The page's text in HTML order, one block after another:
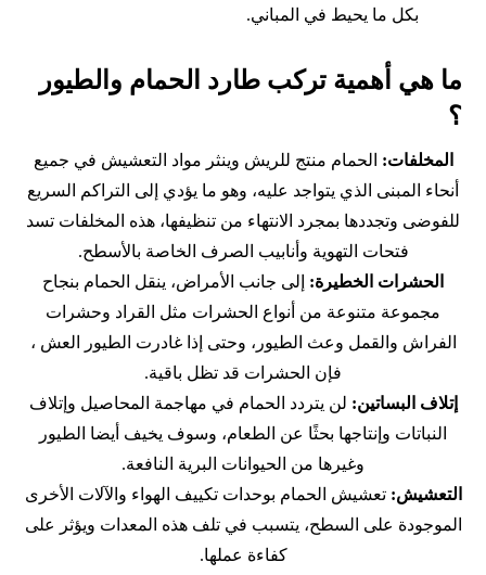
بكل ما يحيط في المباني.
ما هي ‏أهمية تركب طارد الحمام والطيور
؟
المخلفات: الحمام منتج للريش وينثر مواد التعشيش في جميع
أنحاء المبنى الذي يتواجد عليه، وهو ما يؤدي إلى التراكم السريع
للفوضى وتجددها بمجرد الانتهاء من تنظيفها، هذه المخلفات تسد
فتحات التهوية وأنابيب الصرف الخاصة بالأسطح.
الحشرات الخطيرة: إلى جانب الأمراض، ينقل الحمام بنجاح
مجموعة متنوعة من أنواع الحشرات مثل القراد وحشرات
الفراش والقمل وعث الطيور، وحتى إذا غادرت الطيور العش ،
فإن الحشرات قد تظل باقية.
إتلاف البساتين: لن يتردد الحمام في مهاجمة المحاصيل وإتلاف
النباتات وإنتاجها بحثًا عن الطعام، وسوف يخيف أيضا الطيور
وغيرها من الحيوانات البرية النافعة.
التعشيش: تعشيش الحمام بوحدات تكييف الهواء والآلات الأخرى
الموجودة على السطح، يتسبب في تلف هذه المعدات ويؤثر على
كفاءة عملها.